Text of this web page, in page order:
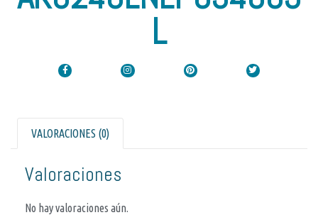
L
VALORACIONES (0)
Valoraciones
No hay valoraciones aún.